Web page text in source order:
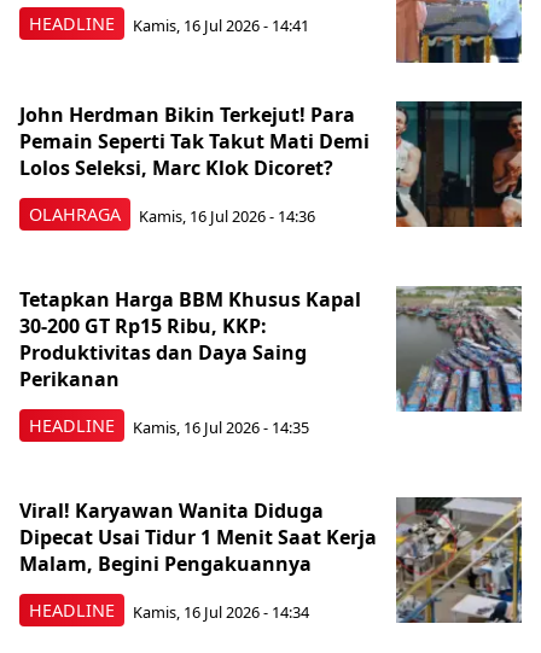
HEADLINE Kamis, 16 Jul 2026 - 14:41
OLAHRAGA
John Herdman Bikin Terkejut! Para
Pemain Seperti Tak Takut Mati Demi
Lolos Seleksi, Marc Klok Dicoret?
Kamis, 16 Jul 2026 - 14:36
HEADLINE
Tetapkan Harga BBM Khusus Kapal
30-200 GT Rp15 Ribu, KKP:
Produktivitas dan Daya Saing
Perikanan
Kamis, 16 Jul 2026 - 14:35
HEADLINE
Viral! Karyawan Wanita Diduga
Dipecat Usai Tidur 1 Menit Saat Kerja
Malam, Begini Pengakuannya
Kamis, 16 Jul 2026 - 14:34